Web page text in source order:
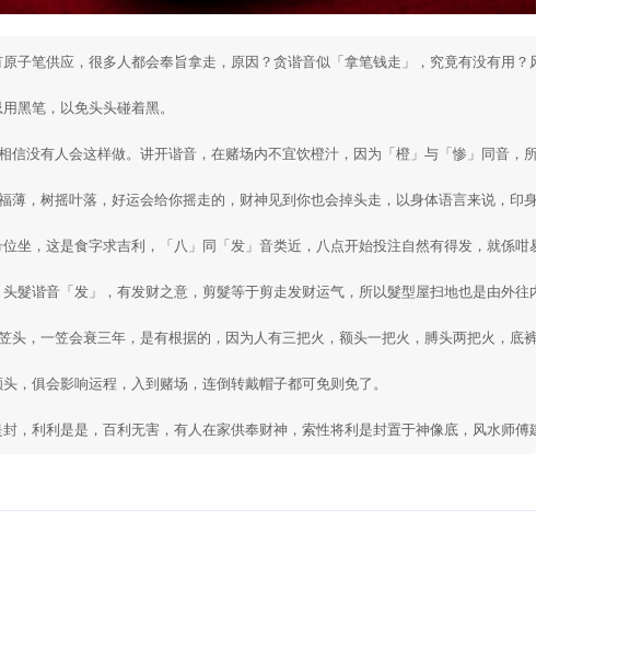
子笔供应，很多人都会奉旨拿走，原因？贪谐音似「拿笔钱走」，究竟有没有用？风水师傅话得
黑笔，以免头头碰着黑。
信没有人会这样做。讲开谐音，在赌场内不宜饮橙汁，因为「橙」与「惨」同音，所谓饮橙汁
薄，树摇叶落，好运会给你摇走的，财神见到你也会掉头走，以身体语言来说，印身印势是缺
坐，这是食字求吉利，「八」同「发」音类近，八点开始投注自然有得发，就係咁易中。另外
髮谐音「发」，有发财之意，剪髮等于剪走发财运气，所以髮型屋扫地也是由外往内扫，如果向
头，一笠会衰三年，是有根据的，因为人有三把火，额头一把火，膊头两把火，底裤笠头会弄
，俱会影响运程，入到赌场，连倒转戴帽子都可免则免了。
，利利是是，百利无害，有人在家供奉财神，索性将利是封置于神像底，风水师傅建议，最好